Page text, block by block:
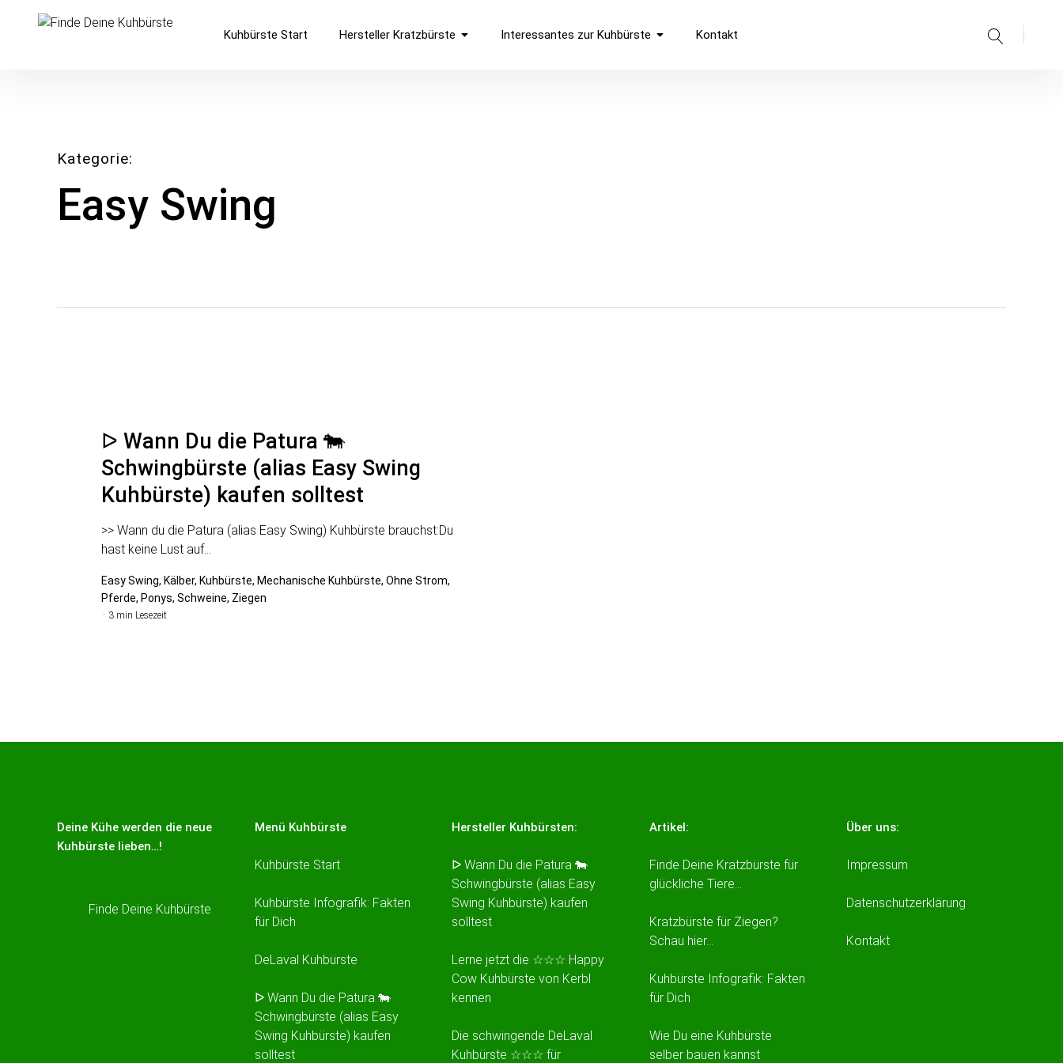
überspringenFinde Deine KuhbürsteKuhbürste Start Hersteller Kratzbürste Interessantes zur Kuhbürste Kontakt
Kategorie
Easy Swing
ᐅ Wann Du die Patura 🐄
Schwingbürste (alias Easy Swing
Kuhbürste) kaufen solltest
>> Wann du die Patura (alias Easy Swing) Kuhbürste brauchst:Du
hast keine Lust auf…
Easy Swing, Kälber, Kuhbürste, Mechanische Kuhbürste, Ohne Strom,
Pferde, Ponys, Schweine, Ziegen
3 min Lesezeit
Deine Kühe werden die neue
Kuhbürste lieben…!
Finde Deine Kuhbürste
Menü Kuhbürste
Kuhbürste Start
Kuhbürste Infografik: Fakten
für Dich
DeLaval Kuhbürste
ᐅ Wann Du die Patura 🐄
Schwingbürste (alias Easy
Swing Kuhbürste) kaufen
solltest
Hersteller Kuhbürsten:
ᐅ Wann Du die Patura 🐄
Schwingbürste (alias Easy
Swing Kuhbürste) kaufen
solltest
Lerne jetzt die ☆☆☆ Happy
Cow Kuhbürste von Kerbl
kennen
Die schwingende DeLaval
Kuhbürste ☆☆☆ für
Artikel:
Finde Deine Kratzbürste für
glückliche Tiere…
Kratzbürste für Ziegen?
Schau hier…
Kuhbürste Infografik: Fakten
für Dich
Wie Du eine Kuhbürste
selber bauen kannst
Über uns:
Impressum
Datenschutzerklärung
Kontakt